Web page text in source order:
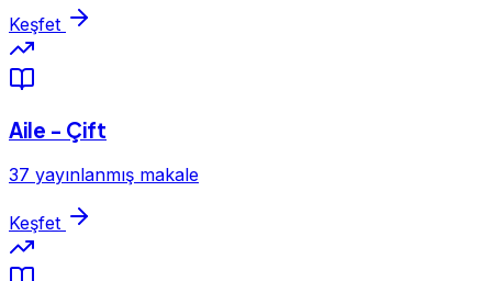
Keşfet
Aile - Çift
37 yayınlanmış makale
Keşfet